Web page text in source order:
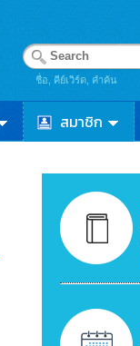
ชื่อ, คีย์เวิร์ด, คำค้น
สมาชิก